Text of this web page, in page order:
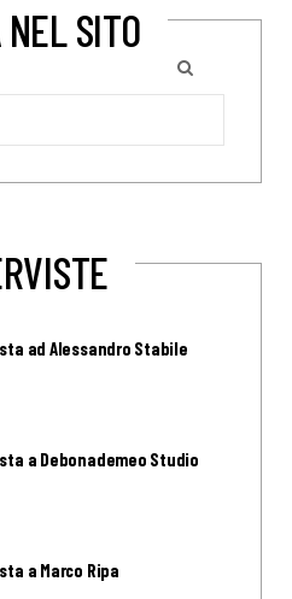
SITO
ad Alessandro Stabile
a Debonademeo Studio
a Marco Ripa